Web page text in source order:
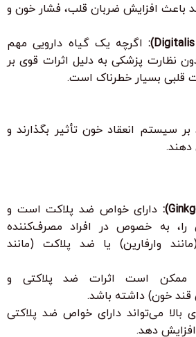
باعث افزایش ضربان قلب، فشار خون و
اگرچه یک گیاه دارویی مهم
نظارت پزشکی به دلیل اثرات قوی بر
قلبی بسیار خطرناک است.
بر سیستم انعقاد خون تأثیر بگذارند و
دهند.
دارای خواص ضد پلاکت است و
را، به خصوص در افراد مصرف‌کننده
وارفارین) یا ضد پلاکت (مانند
است اثرات ضد پلاکتی و
خون) داشته باشد.
بالا می‌تواند دارای خواص ضد پلاکتی
دهد.